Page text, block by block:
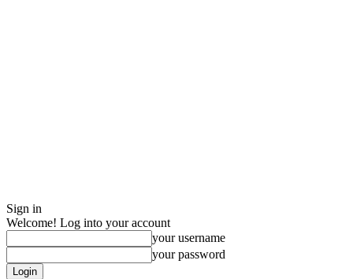
Sign in
Welcome! Log into your account
your username
your password